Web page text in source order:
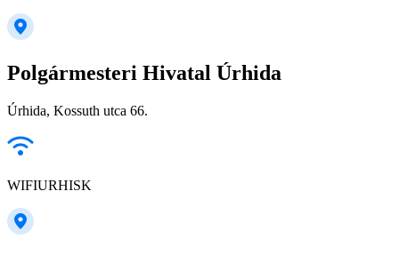
Polgármesteri Hivatal Úrhida
Úrhida, Kossuth utca 66.
WIFIURHISK